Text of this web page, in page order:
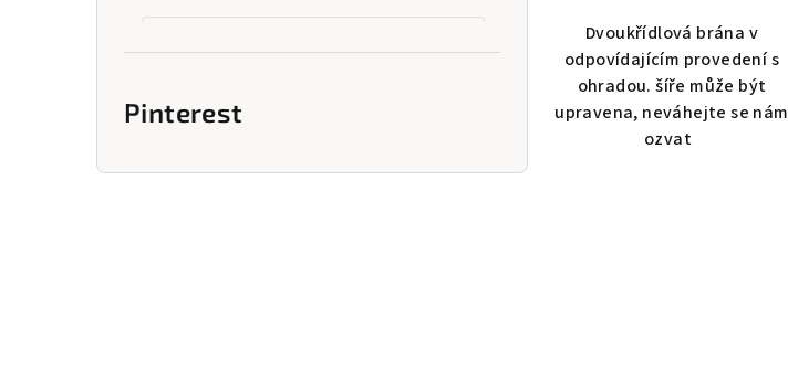
Pinterest
Dvoukřídlová brána v
odpovídajícím provedení s
ohradou. šíře může být
upravena, neváhejte se nám
ozvat